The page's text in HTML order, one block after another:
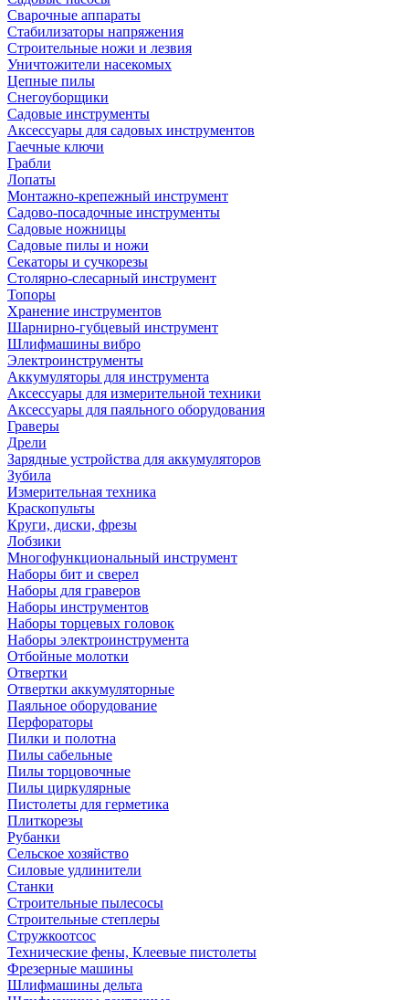
Сварочные аппараты
Стабилизаторы напряжения
Строительные ножи и лезвия
Уничтожители насекомых
Цепные пилы
Снегоуборщики
Садовые инструменты
Аксессуары для садовых инструментов
Гаечные ключи
Грабли
Лопаты
Монтажно-крепежный инструмент
Садово-посадочные инструменты
Садовые ножницы
Садовые пилы и ножи
Секаторы и сучкорезы
Столярно-слесарный инструмент
Топоры
Хранение инструментов
Шарнирно-губцевый инструмент
Шлифмашины вибро
Электроинструменты
Аккумуляторы для инструмента
Аксессуары для измерительной техники
Аксессуары для паяльного оборудования
Граверы
Дрели
Зарядные устройства для аккумуляторов
Зубила
Измерительная техника
Краскопульты
Круги, диски, фрезы
Лобзики
Многофункциональный инструмент
Наборы бит и сверел
Наборы для граверов
Наборы инструментов
Наборы торцевых головок
Наборы электроинструмента
Отбойные молотки
Отвертки
Отвертки аккумуляторные
Паяльное оборудование
Перфораторы
Пилки и полотна
Пилы сабельные
Пилы торцовочные
Пилы циркулярные
Пистолеты для герметика
Плиткорезы
Рубанки
Сельское хозяйство
Силовые удлинители
Станки
Строительные пылесосы
Строительные степлеры
Стружкоотсос
Технические фены, Клеевые пистолеты
Фрезерные машины
Шлифмашины дельта